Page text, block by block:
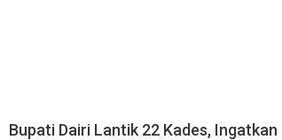
Bupati Dairi Lantik 22 Kades, Ingatkan